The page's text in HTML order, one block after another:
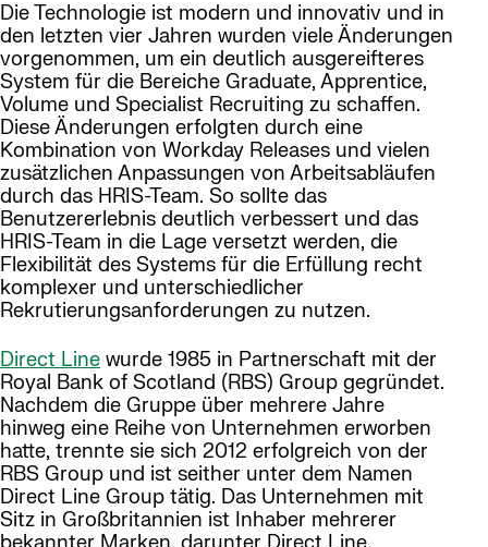
Die Technologie ist modern und innovativ und in
den letzten vier Jahren wurden viele Änderungen
vorgenommen, um ein deutlich ausgereifteres
System für die Bereiche Graduate, Apprentice,
Volume und Specialist Recruiting zu schaffen.
Diese Änderungen erfolgten durch eine
Kombination von Workday Releases und vielen
zusätzlichen Anpassungen von Arbeitsabläufen
durch das HRIS-Team. So sollte das
Benutzererlebnis deutlich verbessert und das
HRIS-Team in die Lage versetzt werden, die
Flexibilität des Systems für die Erfüllung recht
komplexer und unterschiedlicher
Rekrutierungsanforderungen zu nutzen.
Direct Line wurde 1985 in Partnerschaft mit der
Royal Bank of Scotland (RBS) Group gegründet.
Nachdem die Gruppe über mehrere Jahre
hinweg eine Reihe von Unternehmen erworben
hatte, trennte sie sich 2012 erfolgreich von der
RBS Group und ist seither unter dem Namen
Direct Line Group tätig. Das Unternehmen mit
Sitz in Großbritannien ist Inhaber mehrerer